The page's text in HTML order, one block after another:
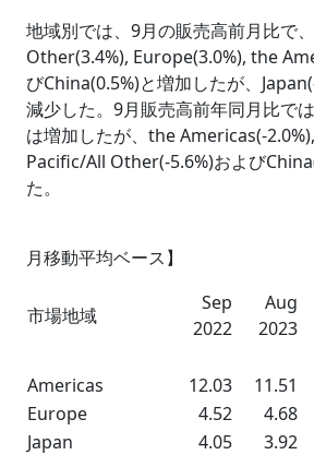
地域別では、9月の販売高前月比で
Other(3.4%), Europe(3.0%), the
びChina(0.5%)と増加したが、
減少した。9月販売高前年同月比で
は増加したが、the Americas(-
Pacific/All Other(-5.6%)および
た。
【3
月移動平均ベース】
市場地域
Sep
2022
Aug
2023
Americas
12.03 11.51
Europe
4.52 4.68
Japan
4.05 3.92